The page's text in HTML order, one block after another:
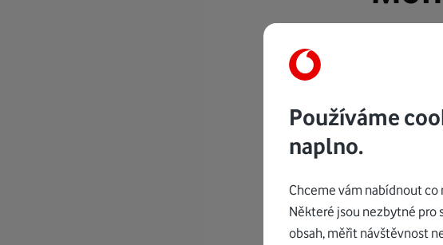
Používáme
naplno.
Chceme vám nabídnout co
Některé jsou nezbytné pro
obsah, měřit návštěvnost